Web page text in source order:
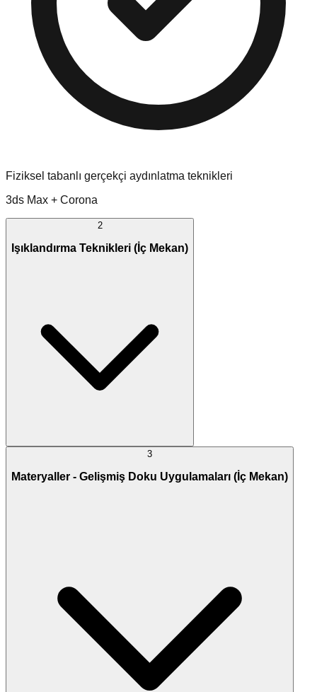
Fiziksel tabanlı gerçekçi aydınlatma teknikleri
3ds Max + Corona
2
Işıklandırma Teknikleri (İç Mekan)
3
Materyaller - Gelişmiş Doku Uygulamaları (İç Mekan)